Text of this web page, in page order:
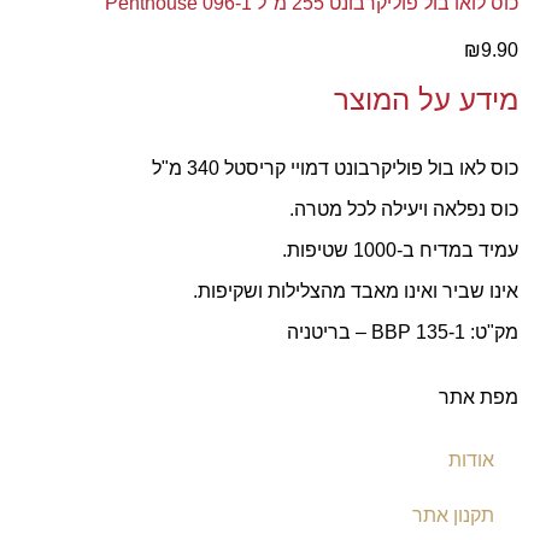
₪9.90
מידע על המוצר
כוס לאו בול פוליקרבונט דמויי קריסטל 340 מ"ל
כוס נפלאה ויעילה לכל מטרה.
עמיד במדיח ב-1000 שטיפות.
אינו שביר ואינו מאבד מהצלילות ושקיפות.
מק"ט: 135-1 BBP – בריטניה
מפת אתר
אודות
תקנון אתר